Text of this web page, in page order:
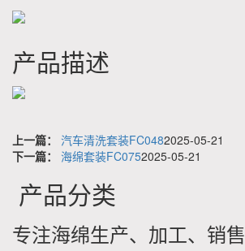
产品描述
上一篇： 汽车清洗套装FC0482025-05-21
下一篇：
海绵套装FC0752025-05-21
产品分类
专注海绵生产、加工、销售